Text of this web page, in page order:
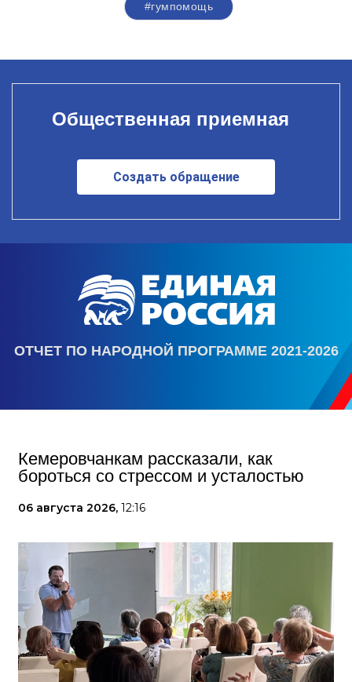
#гумпомощь
Общественная приемная
Создать обращение
ОТЧЕТ ПО НАРОДНОЙ ПРОГРАММЕ 2021-2026
Кемеровчанкам рассказали, как
бороться со стрессом и усталостью
06 августа 2026, 12:16